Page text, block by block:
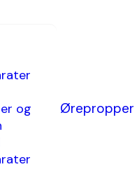
og
Ørepropper
de
alle de